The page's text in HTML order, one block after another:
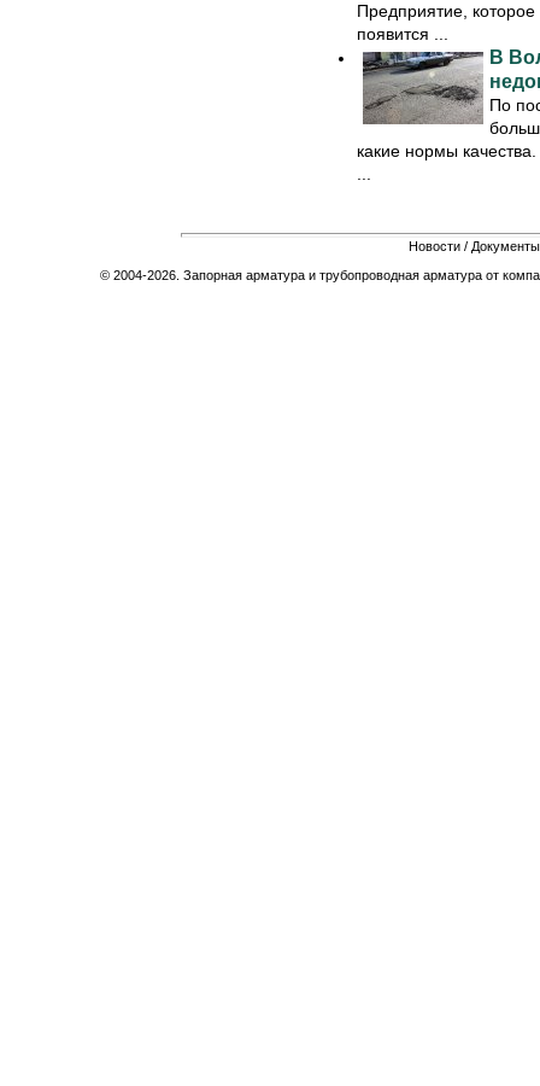
Предприятие,
появится ...
В
По
какие нормы
Новости / Документы
© 2004-2026. Запорная арматура и трубопроводная арматура от